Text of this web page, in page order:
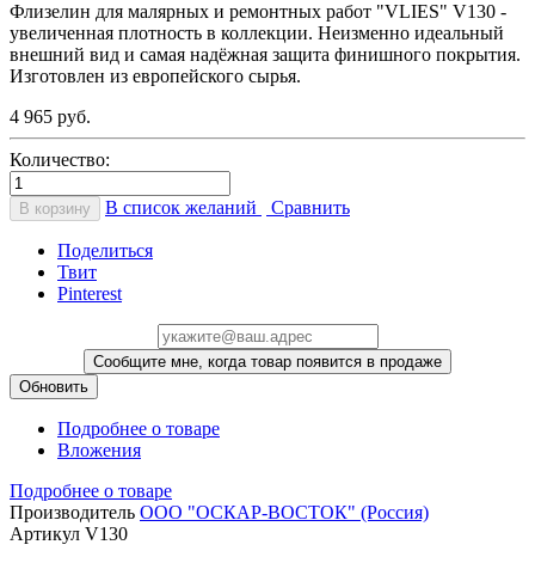
Флизелин для малярных и ремонтных работ "VLIES" V130 -
увеличенная плотность в коллекции. Неизменно идеальный
внешний вид и самая надёжная защита финишного покрытия.
Изготовлен из европейского сырья.
4 965 руб.
Количество:
В корзину В список желаний Сравнить
Поделиться
Твит
Pinterest
Сообщите мне, когда товар появится в продаже
Подробнее о товаре
Вложения
Подробнее о товаре
Производитель ООО "ОСКАР-ВОСТОК" (Россия)
Артикул V130